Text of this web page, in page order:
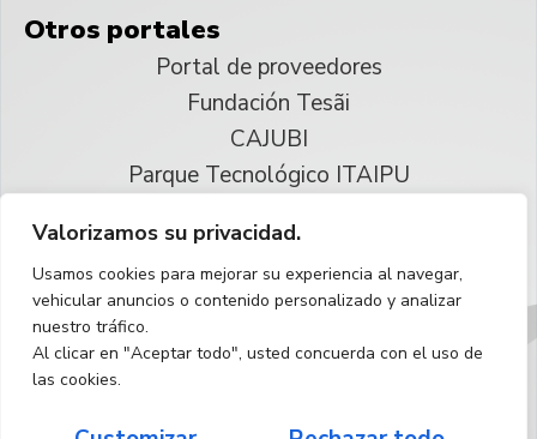
Valorizamos su privacidad.
Usamos cookies para mejorar su experiencia al navegar,
vehicular anuncios o contenido personalizado y analizar
nuestro tráfico.
Al clicar en "Aceptar todo", usted concuerda con el uso de
las cookies.
Otros portales
Portal de proveedores
Fundación Tesãi
CAJUBI
Parque Tecnológico ITAIPU
Reservados todos los derechos
Español